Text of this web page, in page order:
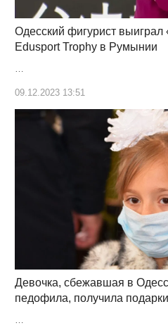
Одесский фигурист выиграл
Edusport Trophy в Румынии
…
09.12.2023 13:51
Девочка, сбежавшая в
педофила, получила
…